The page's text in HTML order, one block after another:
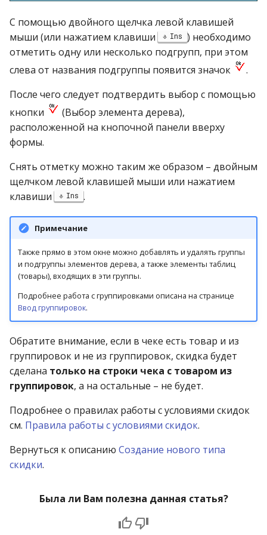
С помощью двойного щелчка левой клавишей
мыши (или нажатием клавиши
Ins ) необходимо
отметить одну или несколько подгрупп, при этом
слева от названия подгруппы появится значок
.
После чего следует подтвердить выбор с помощью
кнопки
(Выбор элемента дерева),
расположенной на кнопочной панели вверху
формы.
Снять отметку можно таким же образом – двойным
щелчком левой клавишей мыши или нажатием
клавиши
Ins .
Примечание
Также прямо в этом окне можно добавлять и удалять группы
и подгруппы элементов дерева, а также элементы таблиц
(товары), входящих в эти группы.
Подробнее работа с группировками описана на странице
Ввод группировок.
Обратите внимание, если в чеке есть товар и из
группировок и не из группировок, скидка будет
сделана только на строки чека с товаром из
группировок, а на остальные – не будет.
Подробнее о правилах работы с условиями скидок
см. Правила работы с условиями скидок.
Вернуться к описанию Создание нового типа
скидки.
Была ли Вам полезна данная статья?